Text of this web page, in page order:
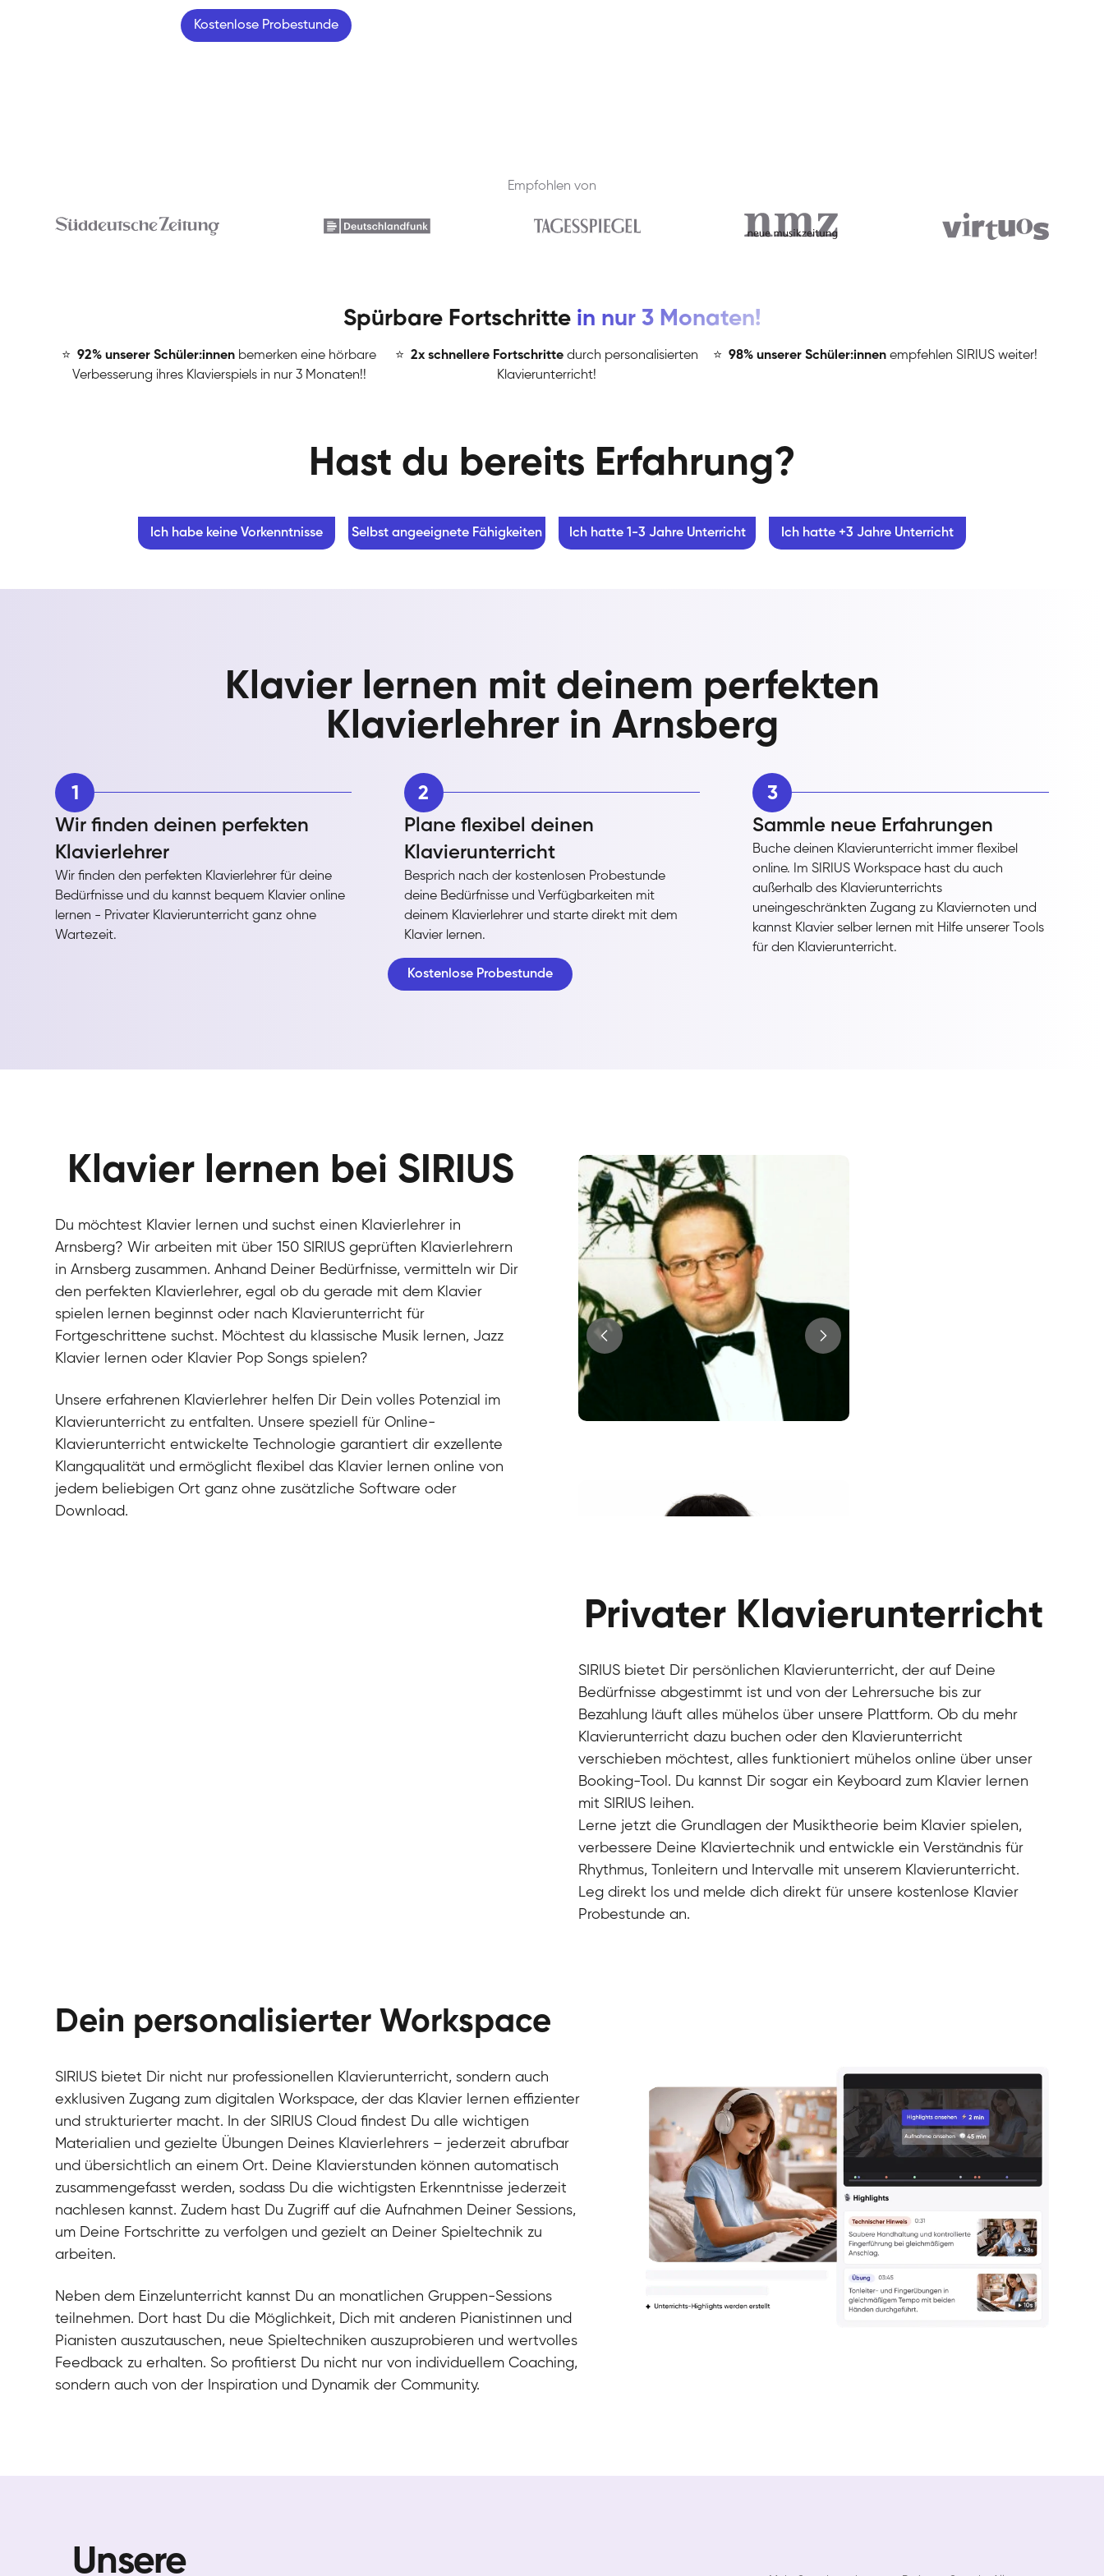
Kostenlose Probestunde
Empfohlen von
Spürbare Fortschritte in nur 3 Monaten!
⭐ ️92% unserer Schüler:innen bemerken eine hörbare
Verbesserung ihres Klavierspiels in nur 3 Monaten!!
⭐ ️2x schnellere Fortschritte durch personalisierten
Klavierunterricht!
⭐ 98% unserer Schüler:innen empfehlen SIRIUS weiter!
Hast du bereits Erfahrung?
Ich habe keine Vorkenntnisse Selbst angeeignete Fähigkeiten Ich hatte 1-3 Jahre Unterricht Ich hatte +3 Jahre Unterricht
Klavier lernen mit deinem perfekten
Klavierlehrer in Arnsberg
1
Wir finden deinen perfekten
Klavierlehrer
Wir finden den perfekten Klavierlehrer für deine
Bedürfnisse und du kannst bequem Klavier online
lernen - Privater Klavierunterricht ganz ohne
Wartezeit.
2
Plane flexibel deinen
Klavierunterricht
Besprich nach der kostenlosen Probestunde
deine Bedürfnisse und Verfügbarkeiten mit
deinem Klavierlehrer und starte direkt mit dem
Klavier lernen.
3
Sammle neue Erfahrungen
Buche deinen Klavierunterricht immer flexibel
online. Im SIRIUS Workspace hast du auch
außerhalb des Klavierunterrichts
uneingeschränkten Zugang zu Klaviernoten und
kannst Klavier selber lernen mit Hilfe unserer Tools
für den Klavierunterricht.
Kostenlose Probestunde
Klavier lernen bei SIRIUS
Du möchtest Klavier lernen und suchst einen Klavierlehrer in
Arnsberg? Wir arbeiten mit über 150 SIRIUS geprüften Klavierlehrern
in Arnsberg zusammen. Anhand Deiner Bedürfnisse, vermitteln wir Dir
den perfekten Klavierlehrer, egal ob du gerade mit dem Klavier
spielen lernen beginnst oder nach Klavierunterricht für
Fortgeschrittene suchst. Möchtest du klassische Musik lernen, Jazz
Klavier lernen oder Klavier Pop Songs spielen?
Unsere erfahrenen Klavierlehrer helfen Dir Dein volles Potenzial im
Klavierunterricht zu entfalten. Unsere speziell für Online-
Klavierunterricht entwickelte Technologie garantiert dir exzellente
Klangqualität und ermöglicht flexibel das Klavier lernen online von
jedem beliebigen Ort ganz ohne zusätzliche Software oder
Download.
Klavier / Piano / Flügel
Klavier / Piano / Flügel
Charlotte
Klavier / Piano / Flügel
Klavier / Piano / Flügel
Klavier / Piano / Flügel
Klavier / Piano / Flügel
Klavier / Piano / Flügel
Klavier / Piano / Flügel
Klavier / Piano / Flügel
Privater Klavierunterricht
SIRIUS bietet Dir persönlichen Klavierunterricht, der auf Deine
Bedürfnisse abgestimmt ist und von der Lehrersuche bis zur
Bezahlung läuft alles mühelos über unsere Plattform. Ob du mehr
Klavierunterricht dazu buchen oder den Klavierunterricht
verschieben möchtest, alles funktioniert mühelos online über unser
Booking-Tool. Du kannst Dir sogar ein Keyboard zum Klavier lernen
mit SIRIUS leihen.
Lerne jetzt die Grundlagen der Musiktheorie beim Klavier spielen,
verbessere Deine Klaviertechnik und entwickle ein Verständnis für
Rhythmus, Tonleitern und Intervalle mit unserem Klavierunterricht.
Leg direkt los und melde dich direkt für unsere kostenlose Klavier
Probestunde an.
Dein personalisierter Workspace
SIRIUS bietet Dir nicht nur professionellen Klavierunterricht, sondern auch
exklusiven Zugang zum digitalen Workspace, der das Klavier lernen effizienter
und strukturierter macht. In der SIRIUS Cloud findest Du alle wichtigen
Materialien und gezielte Übungen Deines Klavierlehrers – jederzeit abrufbar
und übersichtlich an einem Ort. Deine Klavierstunden können automatisch
zusammengefasst werden, sodass Du die wichtigsten Erkenntnisse jederzeit
nachlesen kannst. Zudem hast Du Zugriff auf die Aufnahmen Deiner Sessions,
um Deine Fortschritte zu verfolgen und gezielt an Deiner Spieltechnik zu
arbeiten.
Neben dem Einzelunterricht kannst Du an monatlichen Gruppen-Sessions
teilnehmen. Dort hast Du die Möglichkeit, Dich mit anderen Pianistinnen und
Pianisten auszutauschen, neue Spieltechniken auszuprobieren und wertvolles
Feedback zu erhalten. So profitierst Du nicht nur von individuellem Coaching,
sondern auch von der Inspiration und Dynamik der Community.
Unsere